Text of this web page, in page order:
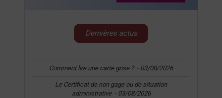
Dernières actus
Comment lire une carte grise ? - 03/08/2026
Le Certificat de non gage ou de situation
administrative - 03/08/2026